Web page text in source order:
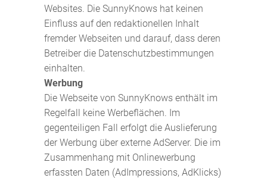
Websites. Die SunnyKnows hat keinen
Einfluss auf den redaktionellen Inhalt
fremder Webseiten und darauf, dass deren
Betreiber die Datenschutzbestimmungen
einhalten.
Werbung
Die Webseite von SunnyKnows enthält im
Regelfall keine Werbeflächen. Im
gegenteiligen Fall erfolgt die Auslieferung
der Werbung über externe AdServer. Die im
Zusammenhang mit Onlinewerbung
erfassten Daten (AdImpressions, AdKlicks)